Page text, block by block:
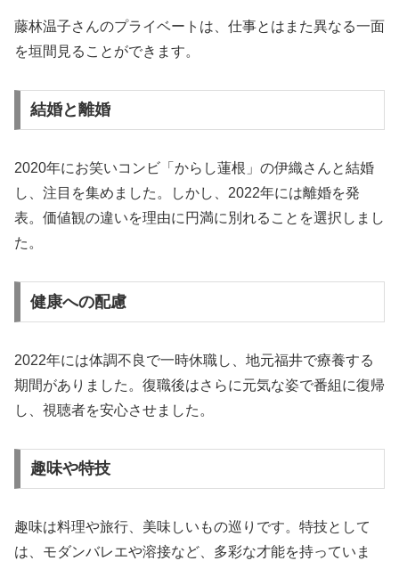
藤林温子さんのプライベートは、仕事とはまた異なる一面
を垣間見ることができます。
結婚と離婚
2020年にお笑いコンビ「からし蓮根」の伊織さんと結婚
し、注目を集めました。しかし、2022年には離婚を発
表。価値観の違いを理由に円満に別れることを選択しまし
た。
健康への配慮
2022年には体調不良で一時休職し、地元福井で療養する
期間がありました。復職後はさらに元気な姿で番組に復帰
し、視聴者を安心させました。
趣味や特技
趣味は料理や旅行、美味しいもの巡りです。特技として
は、モダンバレエや溶接など、多彩な才能を持っていま